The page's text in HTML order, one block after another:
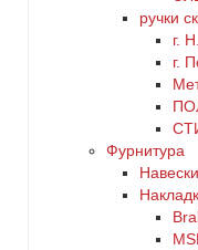
ручки
г.
г.
Фурнитура